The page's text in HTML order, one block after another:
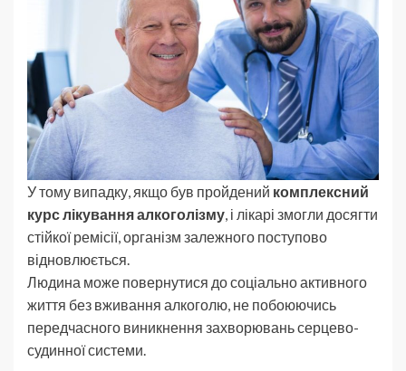
У тому випадку, якщо був пройдений комплексний
курс лікування алкоголізму, і лікарі змогли досягти
стійкої ремісії, організм залежного поступово
відновлюється.
Людина може повернутися до соціально активного
життя без вживання алкоголю, не побоюючись
передчасного виникнення захворювань серцево-
судинної системи.